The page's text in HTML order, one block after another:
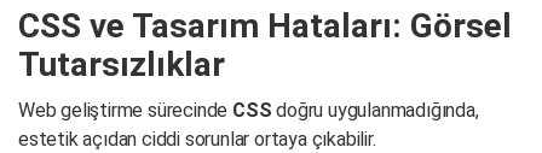
CSS ve Tasarım Hataları: Görsel
Tutarsızlıklar
Web geliştirme sürecinde CSS doğru uygulanmadığında,
estetik açıdan ciddi sorunlar ortaya çıkabilir.